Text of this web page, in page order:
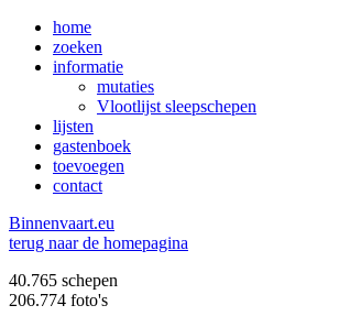
home
zoeken
informatie
mutaties
Vlootlijst sleepschepen
lijsten
gastenboek
toevoegen
contact
Binnenvaart.eu
terug naar de homepagina
40.765 schepen
206.774 foto's